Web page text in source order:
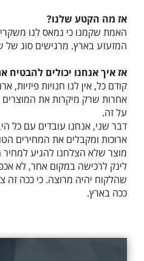
אז מה הקטע שלנו?
האמת שקמנו כי נמאס לנו
המזעזע בארץ. מרגישים סוג
אז איך אנחנו יכולים להבטיח
קודם כל, אין לנו חנויות פיזיות,
אחרות שרק מיקרות את המוצרים
על זה.
דבר שני, אנחנו עובדים עם כל
ארוכות ומקבלים את המחירים
מוצר שלא הצלחנו להגיע למחיר
לינק לרכישה במקום אחר, לא
שהלקוח יהיה מרוצה. כי ככה זה
ככה בארץ.